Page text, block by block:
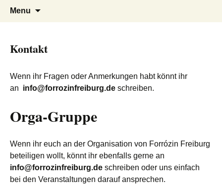
Forrózin Freiburg
Tanzen, Musik und Lebensgefühl für
Breisgau-BrasilianerInnen
Menu
Kontakt
Wenn ihr Fragen oder Anmerkungen habt könnt ihr
an info@forrozinfreiburg.de schreiben.
Orga-Gruppe
Wenn ihr euch an der Organisation von Forrózin Freiburg
beteiligen wollt, könnt ihr ebenfalls gerne an
info@forrozinfreiburg.de schreiben oder uns einfach
bei den Veranstaltungen darauf ansprechen.